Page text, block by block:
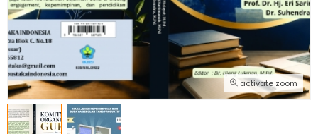
activate zoom